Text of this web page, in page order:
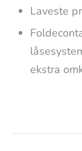
Laveste
ekstra